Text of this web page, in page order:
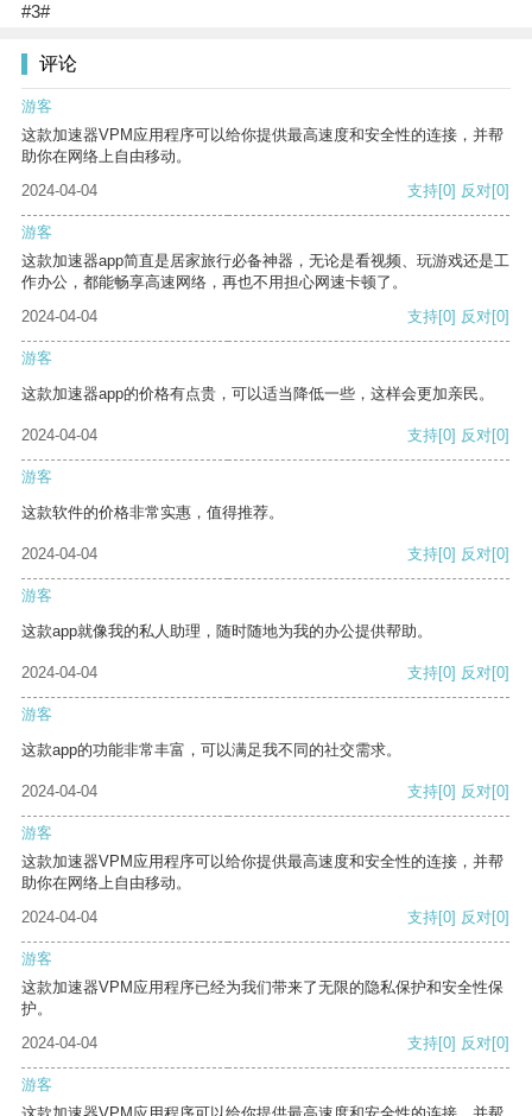
#3#
评论
游客
这款加速器VPM应用程序可以给你提供最高速度和安全性的连接，并帮
助你在网络上自由移动。
2024-04-04
支持[0] 反对[0]
游客
这款加速器app简直是居家旅行必备神器，无论是看视频、玩游戏还是工
作办公，都能畅享高速网络，再也不用担心网速卡顿了。
2024-04-04
支持[0] 反对[0]
游客
这款加速器app的价格有点贵，可以适当降低一些，这样会更加亲民。
2024-04-04 支持[0] 反对[0]
游客
这款软件的价格非常实惠，值得推荐。
2024-04-04 支持[0] 反对[0]
游客
这款app就像我的私人助理，随时随地为我的办公提供帮助。
2024-04-04 支持[0] 反对[0]
游客
这款app的功能非常丰富，可以满足我不同的社交需求。
2024-04-04 支持[0] 反对[0]
游客
这款加速器VPM应用程序可以给你提供最高速度和安全性的连接，并帮
助你在网络上自由移动。
2024-04-04
支持[0] 反对[0]
游客
这款加速器VPM应用程序已经为我们带来了无限的隐私保护和安全性保
护。
2024-04-04
支持[0] 反对[0]
游客